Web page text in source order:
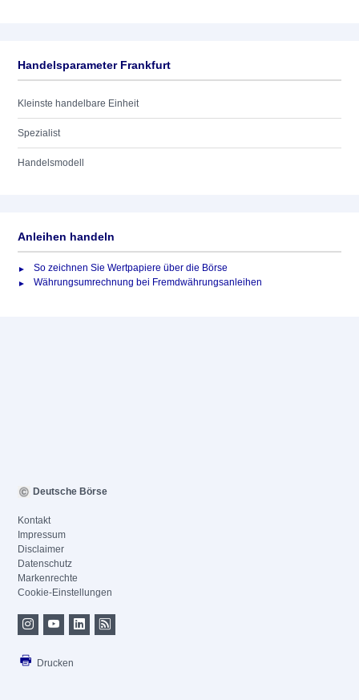
Handelsparameter Frankfurt
Kleinste handelbare Einheit
Spezialist
Handelsmodell
Anleihen handeln
So zeichnen Sie Wertpapiere über die Börse
Währungsumrechnung bei Fremdwährungsanleihen
Deutsche Börse
Kontakt
Impressum
Disclaimer
Datenschutz
Markenrechte
Cookie-Einstellungen
Drucken